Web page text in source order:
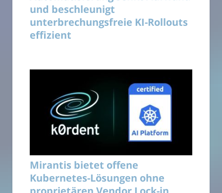
und beschleunigt
unterbrechungsfreie KI-Rollouts
effizient
Mirantis bietet offene
Kubernetes-Lösungen ohne